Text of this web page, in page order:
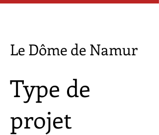
Le Dôme de Namur
Type de
projet